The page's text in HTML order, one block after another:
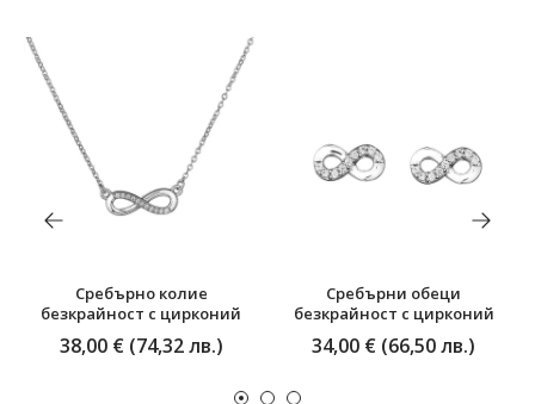
Сребърно колие
безкрайност с цирконий
38,00 € (74,32 лв.)
Сребърни обеци
безкрайност с цирконий
34,00 € (66,50 лв.)